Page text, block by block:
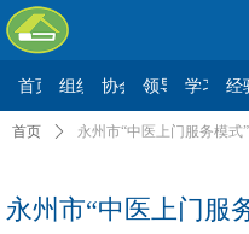
首页 组织机构协会要闻领导讲话学习二经
永州市“中医上门服
首页 ꄲ 永州市“中医上门服务模式